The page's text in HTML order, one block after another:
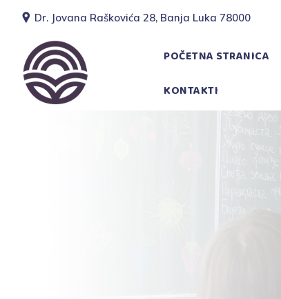
Dr. Jovana Raškovića 28, Banja Luka 78000
POČETNA STRANICA
KONTAKTI